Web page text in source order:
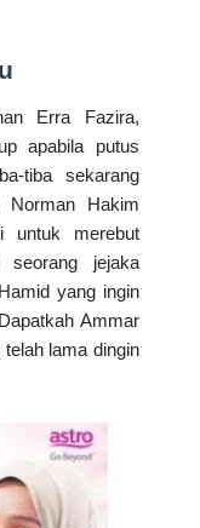
Erra Fazira,
apabila putus
tiba sekarang
Norman Hakim
untuk merebut
seorang jejaka
yang ingin
Ammar
lama dingin